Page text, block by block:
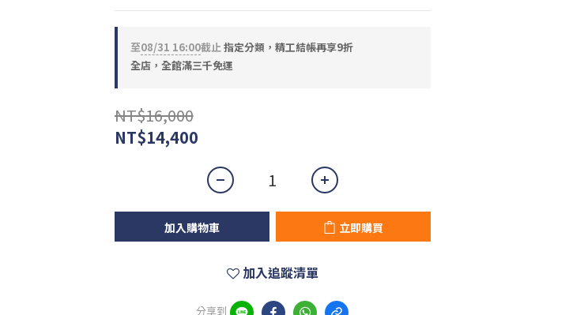
至08/31 16:00截止指定分類，精工結帳再享9折
全店，全館滿三千免運
NT$16,000
NT$14,400
加入購物車 立即購買
加入追蹤清單
分享到